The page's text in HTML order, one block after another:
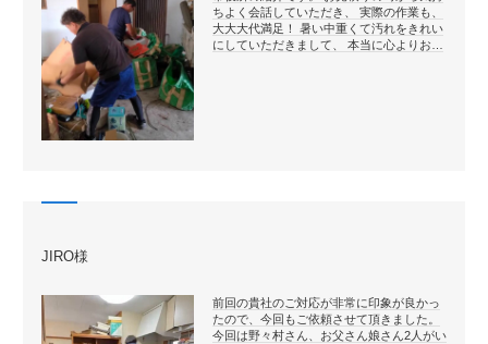
ちよく会話していただき、 実際の作業も、
大大大代満足！ 暑い中重くて汚れをきれい
にしていただきまして、 本当に心よりお…
JIRO様
前回の貴社のご対応が非常に印象が良かっ
たので、今回もご依頼させて頂きました。
今回は野々村さん、お父さん娘さん2人がい